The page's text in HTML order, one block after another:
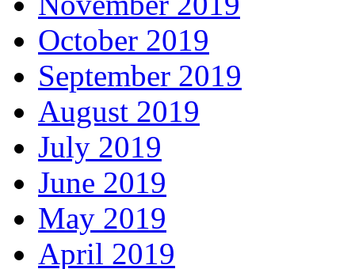
October 2019
September 2019
August 2019
July 2019
June 2019
May 2019
April 2019